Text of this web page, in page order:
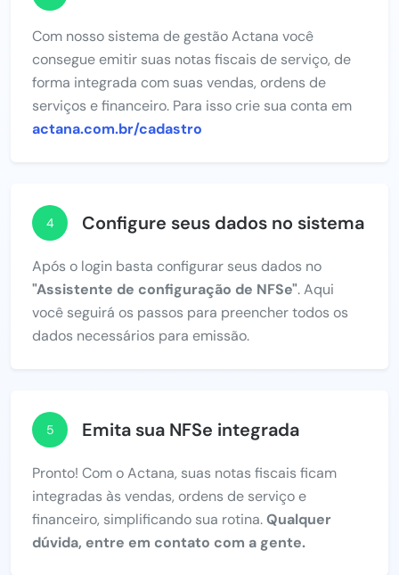
Com nosso sistema de gestão Actana você
consegue emitir suas notas fiscais de serviço, de
forma integrada com suas vendas, ordens de
serviços e financeiro. Para isso crie sua conta em
actana.com.br/cadastro
4 Configure seus dados no sistema
Após o login basta configurar seus dados no
"Assistente de configuração de NFSe". Aqui
você seguirá os passos para preencher todos os
dados necessários para emissão.
5 Emita sua NFSe integrada
Pronto! Com o Actana, suas notas fiscais ficam
integradas às vendas, ordens de serviço e
financeiro, simplificando sua rotina.Qualquer
dúvida, entre em contato com a gente.